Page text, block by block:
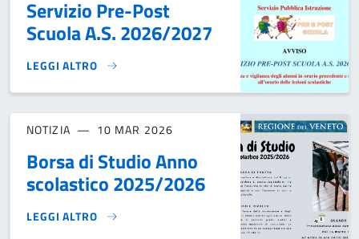
Servizio Pre-Post
Scuola A.S. 2026/2027
LEGGI ALTRO
SERVIZIO PRE-POST SCUOLA A.S. 2026/2027}
NOTIZIA 10 MAR 2026
Borsa di Studio Anno
scolastico 2025/2026
LEGGI ALTRO
BORSA DI STUDIO ANNO SCOLASTICO 2025/2026}